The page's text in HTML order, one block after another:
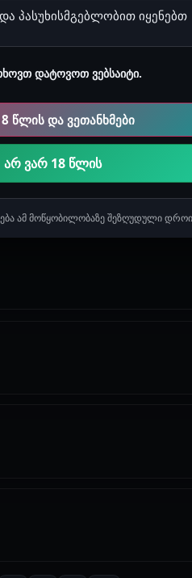
ცნობილ დარბაზში. მრავალი
პაკეტი.
პასუხისმგებლობით იყენებთ
დატოვოთ ვებსაიტი.
წლის და ვეთანხმები
არ ვარ 18 წლის
ამ მოწყობილობაზე შეზღუდული